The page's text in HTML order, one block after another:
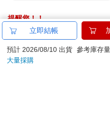
提醒您！！
金石堂及銀行均不會請您操作
ATM提款機，請不要聽從指示，
退換貨須知：
立即結帳
預計 2026/08/10 出貨 參考庫存
大量採購